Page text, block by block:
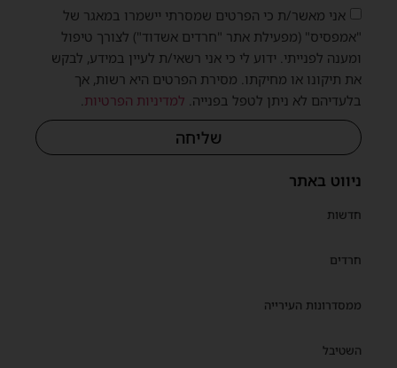
ניווט באתר
חדשות
חרדים
ממסדרונות העירייה
השטיבל
אני מאשר/ת כי הפרטים שמסרתי יישמרו במאגר של
"אמפסיס" (מפעילת אתר "חרדים אשדוד") לצורך טיפול
ומענה לפנייתי. ידוע לי כי אני רשאי/ת לעיין במידע, לבקש
את תיקונו או מחיקתו. מסירת הפרטים היא רשות, אך
בלעדיהם לא ניתן לטפל בפנייה. למדיניות הפרטיות.
שליחה